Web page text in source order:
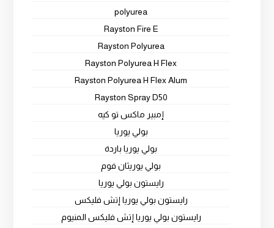
polyurea
Rayston Fire E
Rayston Polyurea
Rayston Polyurea H Flex
Rayston Polyurea H Flex Alum
Rayston Spray D50
إمبير ماكس تو كيه
بولي يوريا
بولي يوريا باردة
بولي يوريثان فوم
رايستون بولي يوريا
رايستون بولي يوريا إتش فليكس
رايستون بولي يوريا إتش فليكس المنيوم